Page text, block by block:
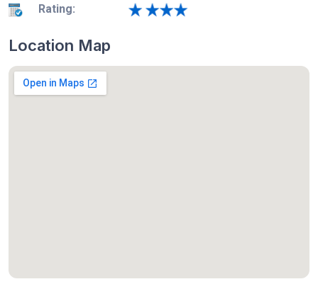
Rating:
Location Map